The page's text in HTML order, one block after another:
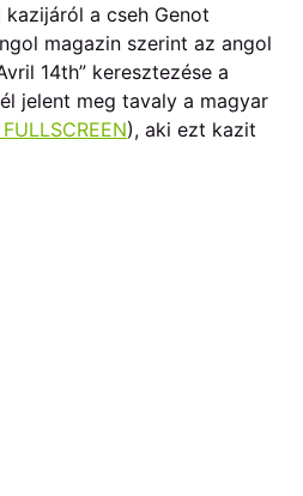
kazijáról a cseh Genot
magazin szerint az angol
14th” keresztezése a
jelent meg tavaly a magyar
), aki ezt kazit